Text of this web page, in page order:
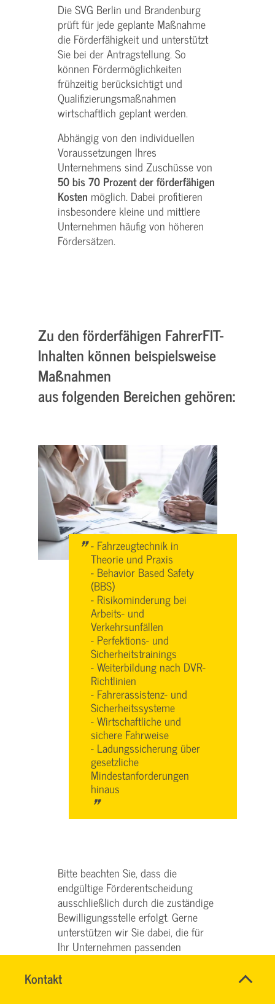
Kontakt
SERVICE
Name*
Die SVG Berlin und Brandenburg
prüft für jede geplante Maßnahme
die Förderfähigkeit und unterstützt
Sie bei der Antragstellung. So
können Fördermöglichkeiten
frühzeitig berücksichtigt und
Qualifizierungsmaßnahmen
wirtschaftlich geplant werden.
Abhängig von den individuellen
Voraussetzungen Ihres
Unternehmens sind Zuschüsse von
50 bis 70 Prozent der förderfähigen
Kosten möglich. Dabei profitieren
insbesondere kleine und mittlere
Unternehmen häufig von höheren
Fördersätzen.
Zu den förderfähigen FahrerFIT-
Inhalten können beispielsweise
Maßnahmen
aus folgenden Bereichen gehören:
" - Fahrzeugtechnik in
Theorie und Praxis
- Behavior Based Safety
(BBS)
- Risikominderung bei
Arbeits- und
Verkehrsunfällen
- Perfektions- und
Sicherheitstrainings
- Weiterbildung nach DVR-
Richtlinien
- Fahrerassistenz- und
Sicherheitssysteme
- Wirtschaftliche und
sichere Fahrweise
- Ladungssicherung über
gesetzliche
Mindestanforderungen
hinaus
"
Bitte beachten Sie, dass die
endgültige Förderentscheidung
ausschließlich durch die zuständige
Bewilligungsstelle erfolgt. Gerne
unterstützen wir Sie dabei, die für
Ihr Unternehmen passenden
und den Förderantrag erfolgreich